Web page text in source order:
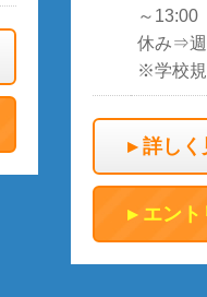
～13:00
休み⇒週
※学校
詳しく
エン